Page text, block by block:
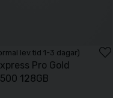
lev.tid 1-3 dagar)
Pro Gold
128GB